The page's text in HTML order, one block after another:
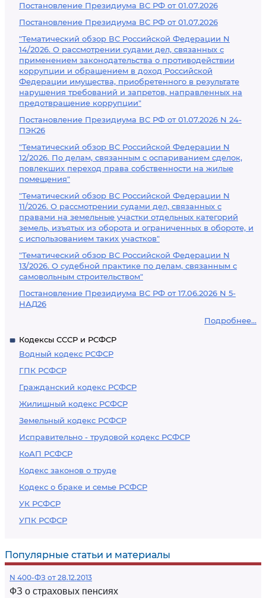
Постановление Президиума ВС РФ от 01.07.2026
Постановление Президиума ВС РФ от 01.07.2026
"Тематический обзор ВС Российской Федерации N
14/2026. О рассмотрении судами дел, связанных с
применением законодательства о противодействии
коррупции и обращением в доход Российской
Федерации имущества, приобретенного в результате
нарушения требований и запретов, направленных на
предотвращение коррупции"
Постановление Президиума ВС РФ от 01.07.2026 N 24-
ПЭК26
"Тематический обзор ВС Российской Федерации N
12/2026. По делам, связанным с оспариванием сделок,
повлекших переход права собственности на жилые
помещения"
"Тематический обзор ВС Российской Федерации N
11/2026. О рассмотрении судами дел, связанных с
правами на земельные участки отдельных категорий
земель, изъятых из оборота и ограниченных в обороте, и
с использованием таких участков"
"Тематический обзор ВС Российской Федерации N
13/2026. О судебной практике по делам, связанным с
самовольным строительством"
Постановление Президиума ВС РФ от 17.06.2026 N 5-
НАД26
Подробнее...
Кодексы СССР и РСФСР
Водный кодекс РСФСР
ГПК РСФСР
Гражданский кодекс РСФСР
Жилищный кодекс РСФСР
Земельный кодекс РСФСР
Исправительно - трудовой кодекс РСФСР
КоАП РСФСР
Кодекс законов о труде
Кодекс о браке и семье РСФСР
УК РСФСР
УПК РСФСР
Популярные статьи и материалы
N 400-ФЗ от 28.12.2013
ФЗ о страховых пенсиях